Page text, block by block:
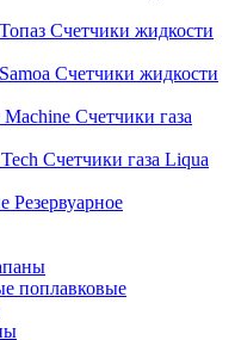
Счетчики жидкости
Счетчики жидкости
Счетчики газа
Счетчики газа Liqua
Резервуарное
поплавковые